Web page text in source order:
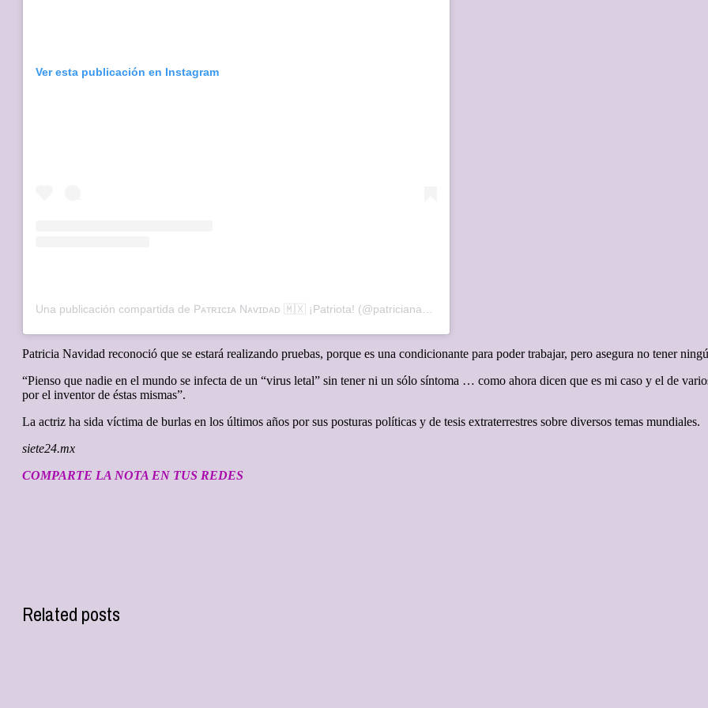
Ver esta publicación en Instagram
Patricia Navidad reconoció que se estará realizando pruebas, porque es una condicionante para poder trabajar, pero asegura no tener
“Pienso que nadie en el mundo se infecta de un “virus letal” sin tener ni un sólo síntoma … como ahora dicen que es mi caso y el de
por el inventor de éstas mismas”.
La actriz ha sida víctima de burlas en los últimos años por sus posturas políticas y de tesis extraterrestres sobre diversos temas mundiales.
siete24.mx
COMPARTE LA NOTA EN TUS REDES
Related posts